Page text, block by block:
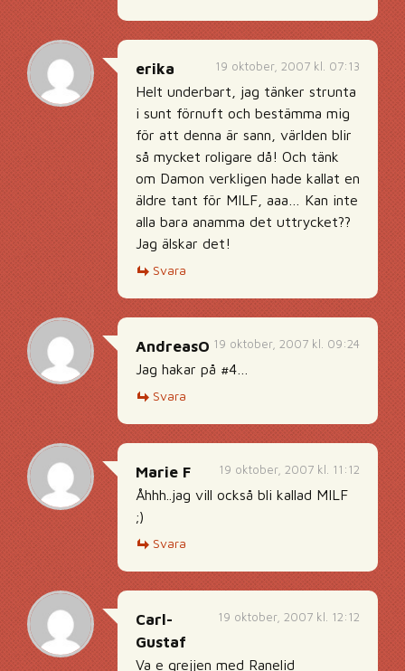
19 oktober, 2007 kl. 07:13
erika
Helt underbart, jag tänker strunta
i sunt förnuft och bestämma mig
för att denna är sann, världen blir
så mycket roligare då! Och tänk
om Damon verkligen hade kallat en
äldre tant för MILF, aaa… Kan inte
alla bara anamma det uttrycket??
Jag älskar det!
Svara
19 oktober, 2007 kl. 09:24
AndreasO
Jag hakar på #4…
Svara
19 oktober, 2007 kl. 11:12
Marie F
Åhhh..jag vill också bli kallad MILF
;)
Svara
19 oktober, 2007 kl. 12:12
Carl-
Gustaf
Va e grejjen med Ranelid